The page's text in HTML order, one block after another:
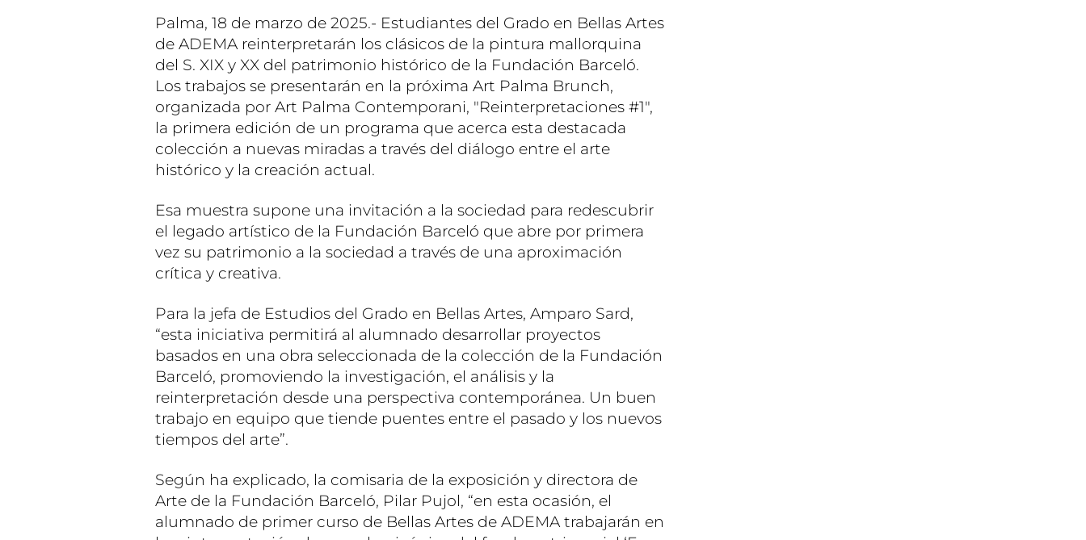
Palma, 18 de marzo de 2025.- Estudiantes del Grado en Bellas Artes
de ADEMA reinterpretarán los clásicos de la pintura mallorquina
del S. XIX y XX del patrimonio histórico de la Fundación Barceló.
Los trabajos se presentarán en la próxima Art Palma Brunch,
organizada por Art Palma Contemporani, "Reinterpretaciones #1",
la primera edición de un programa que acerca esta destacada
colección a nuevas miradas a través del diálogo entre el arte
histórico y la creación actual.
Esa muestra supone una invitación a la sociedad para redescubrir
el legado artístico de la Fundación Barceló que abre por primera
vez su patrimonio a la sociedad a través de una aproximación
crítica y creativa.
Para la jefa de Estudios del Grado en Bellas Artes, Amparo Sard,
“esta iniciativa permitirá al alumnado desarrollar proyectos
basados en una obra seleccionada de la colección de la Fundación
Barceló, promoviendo la investigación, el análisis y la
reinterpretación desde una perspectiva contemporánea. Un buen
trabajo en equipo que tiende puentes entre el pasado y los nuevos
tiempos del arte”.
Según ha explicado, la comisaria de la exposición y directora de
Arte de la Fundación Barceló, Pilar Pujol, “en esta ocasión, el
alumnado de primer curso de Bellas Artes de ADEMA trabajarán en